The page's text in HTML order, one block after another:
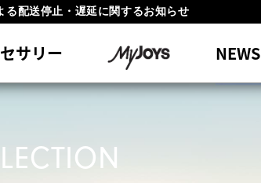
る配送停止・遅延に関するお知らせ
サリー NEWS